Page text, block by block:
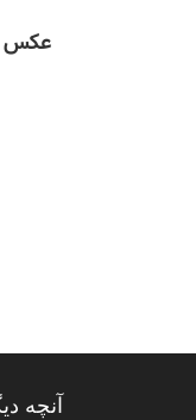
عکس
آنچه